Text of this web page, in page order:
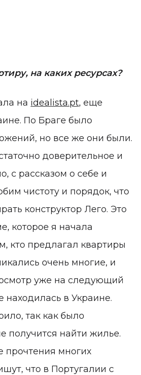
на каких ресурсах?
на idealista.pt, еще
По Браге было
но все же они были.
доверительное и
с рассказом о себе и
чистоту и порядок, что
конструктор Лего. Это
которое я начала
кто предлагал квартиры
очень многие, и
уже на следующий
находилась в Украине.
так как было
получится найти жилье.
прочтения многих
что в Португалии с